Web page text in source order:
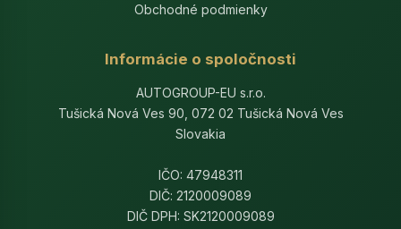
Obchodné podmienky
Informácie o spoločnosti
AUTOGROUP-EU s.r.o.
Tušická Nová Ves 90, 072 02 Tušická Nová Ves
Slovakia
IČO: 47948311
DIČ: 2120009089
DIČ DPH: SK2120009089